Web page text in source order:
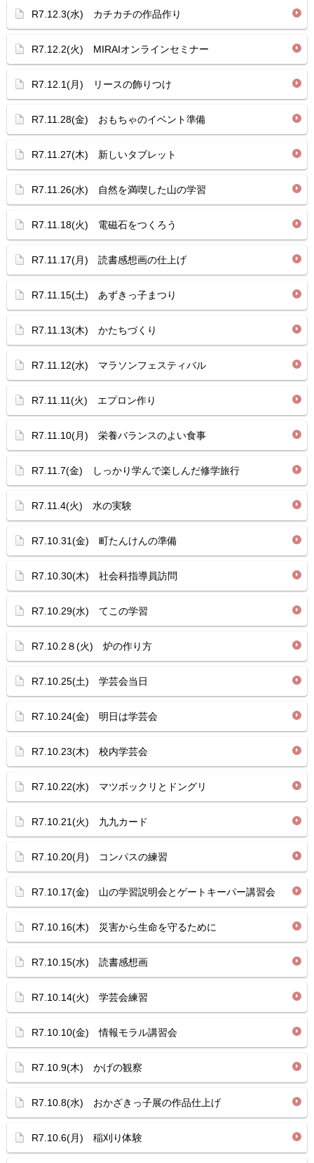
R7.12.3(水) カチカチの作品作り
R7.12.2(火) MIRAIオンラインセミナー
R7.12.1(月) リースの飾りつけ
R7.11.28(金) おもちゃのイベント準備
R7.11.27(木) 新しいタブレット
R7.11.26(水) 自然を満喫した山の学習
R7.11.18(火) 電磁石をつくろう
R7.11.17(月) 読書感想画の仕上げ
R7.11.15(土) あずきっ子まつり
R7.11.13(木) かたちづくり
R7.11.12(水) マラソンフェスティバル
R7.11.11(火) エプロン作り
R7.11.10(月) 栄養バランスのよい食事
R7.11.7(金) しっかり学んで楽しんだ修学旅行
R7.11.4(火) 水の実験
R7.10.31(金) 町たんけんの準備
R7.10.30(木) 社会科指導員訪問
R7.10.29(水) てこの学習
R7.10.2８(火) 炉の作り方
R7.10.25(土) 学芸会当日
R7.10.24(金) 明日は学芸会
R7.10.23(木) 校内学芸会
R7.10.22(水) マツボックリとドングリ
R7.10.21(火) 九九カード
R7.10.20(月) コンパスの練習
R7.10.17(金) 山の学習説明会とゲートキーパー講習会
R7.10.16(木) 災害から生命を守るために
R7.10.15(水) 読書感想画
R7.10.14(火) 学芸会練習
R7.10.10(金) 情報モラル講習会
R7.10.9(木) かげの観察
R7.10.8(水) おかざきっ子展の作品仕上げ
R7.10.6(月) 稲刈り体験